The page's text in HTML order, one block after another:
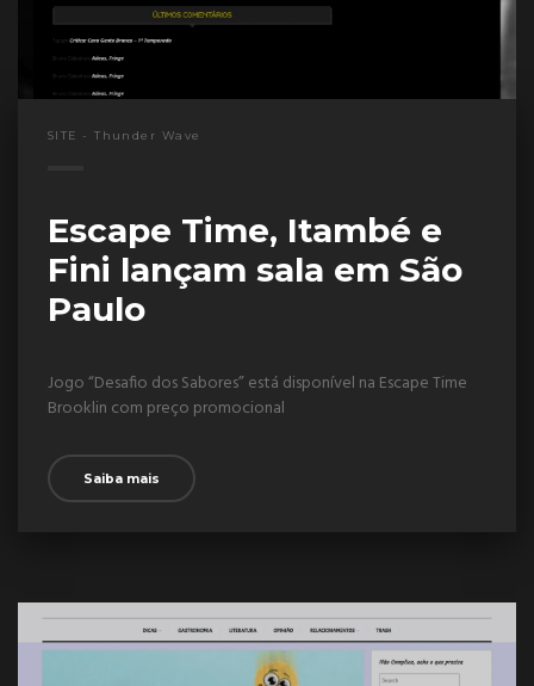
SITE - Thunder Wave
Escape Time, Itambé e
Fini lançam sala em São
Paulo
Jogo “Desafio dos Sabores” está disponível na Escape Time
Brooklin com preço promocional
Saiba mais